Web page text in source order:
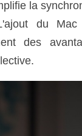
la
du
des